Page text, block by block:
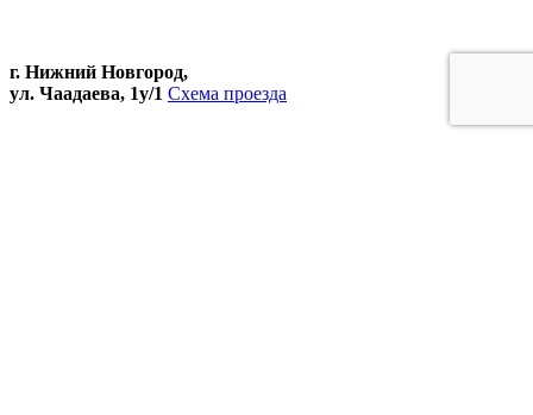
г. Нижний Новгород,
ул. Чаадаева, 1у/1 Схема проезда